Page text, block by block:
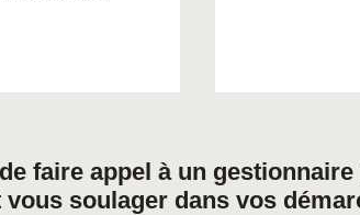
faire appel à un
vous soulager dans vos